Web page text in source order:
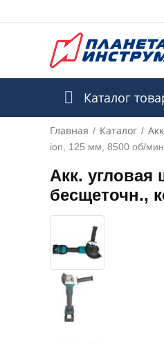
Каталог
Главная / Каталог /
ion, 125 мм, 8500 об/
Акк. угловая
бесщеточн.,